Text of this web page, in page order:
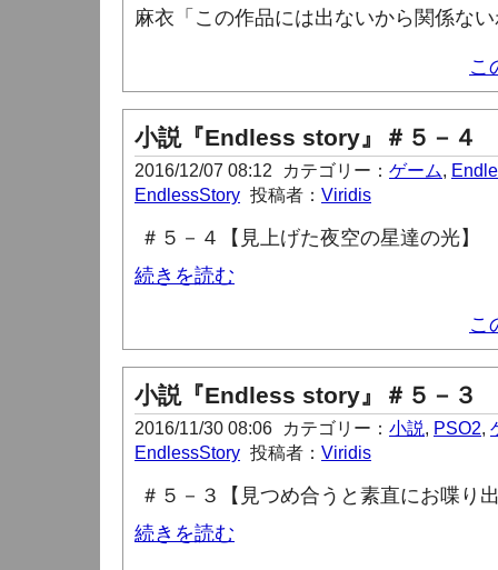
麻衣「この作品には出ないから関係な
こ
小説『Endless story』＃５－４
2016/12/07 08:12 カテゴリー： ゲーム,
EndlessStory 投稿者： Viridis
＃５－４【見上げた夜空の星達の光】
続きを読む
こ
小説『Endless story』＃５－３
2016/11/30 08:06 カテゴリー： 小説, PSO2,
EndlessStory 投稿者： Viridis
＃５－３【見つめ合うと素直にお喋り
続きを読む